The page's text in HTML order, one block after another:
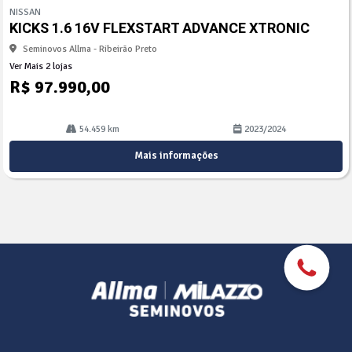
arti
lhe
NISSAN
KICKS 1.6 16V FLEXSTART ADVANCE XTRONIC
Seminovos Allma - Ribeirão Preto
Ver Mais 2 lojas
R$ 97.990,00
54.459 km 2023/2024
Mais informações